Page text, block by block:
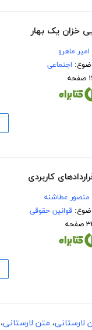
خزان یک بهار
امیر ماهرو
اجتماعی
کاربردی
منصور عطاشنه
قوانین حقوقی
لارستانی، متن لارستانی،